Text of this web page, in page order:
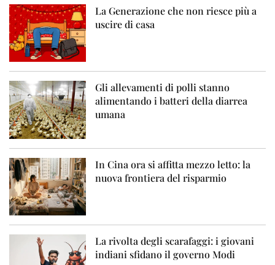
La Generazione che non riesce più a
uscire di casa
Gli allevamenti di polli stanno
alimentando i batteri della diarrea
umana
In Cina ora si affitta mezzo letto: la
nuova frontiera del risparmio
La rivolta degli scarafaggi: i giovani
indiani sfidano il governo Modi